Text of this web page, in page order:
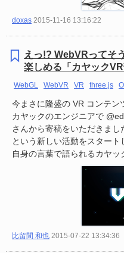
doxas 2015-11-16 13:16:22
えっ!? WebVRってそ
楽しめる「カヤック
WebGL WebVR VR three.js
今まさに隆盛の VR コンテン
カヤックのエンジニアで
さんから寄稿をいただきま
という新しい活動をスター
自身の言葉で語られるカヤッ
比留間 和也 2015-07-22 13:34:36